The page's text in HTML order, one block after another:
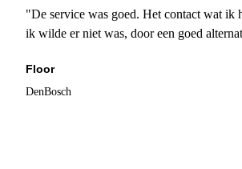
"De service was goed. Het contact wat ik
ik wilde er niet was, door een goed
Floor
DenBosch